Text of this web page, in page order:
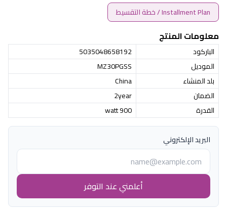
Installment Plan / خطة التقسيط
معلومات المنتج
الباركود
5035048658192
الموديل
MZ30PGSS
بلد المنشاء
China
الضمان
2year
القدرة
900 watt
البريد الإلكتروني
أعلمني عند التوفر